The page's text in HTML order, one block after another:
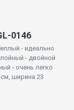
0146
- идеально
- двойной
- очень легко
ширина 23